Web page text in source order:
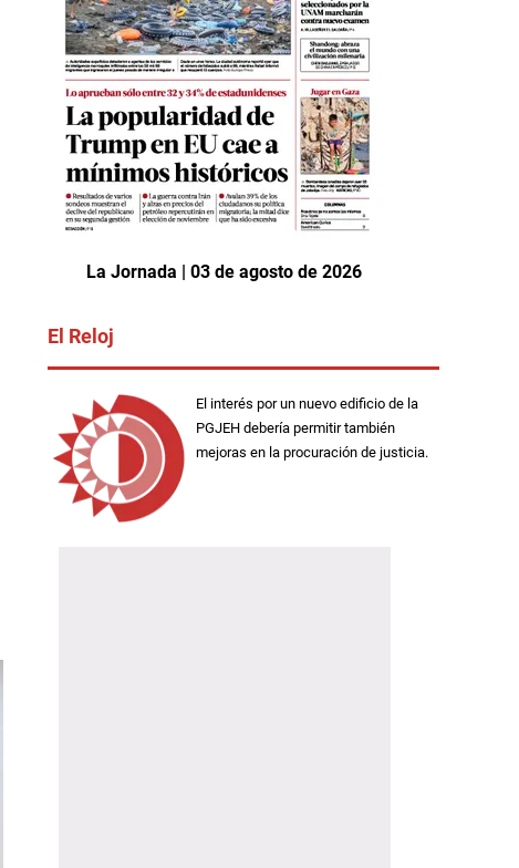
La Jornada | 03 de agosto de 2026
El Reloj
El interés por un nuevo edificio de la
PGJEH debería permitir también
mejoras en la procuración de justicia.